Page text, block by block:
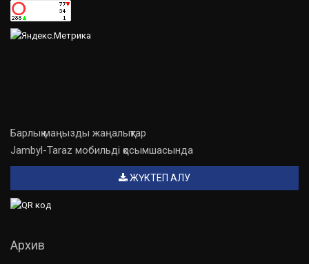
Барлық маңызды жаңалықтар
Jambyl-Taraz мобильді қосымшасында
ЖҮКТЕП АЛУ
Архив